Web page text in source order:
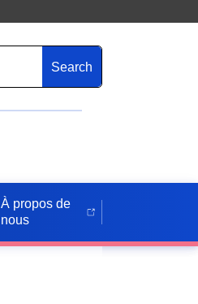
Search
À propos de
nous